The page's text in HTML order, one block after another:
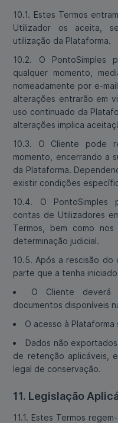
10.1. Estes Termos
Utilizador os aceita,
utilização da Plataforma.
10.2. O PontoSimples
qualquer momento,
nomeadamente por e-
alterações entrarão em
uso continuado da
alterações implica
10.3. O Cliente pode
momento, encerrando a
da Plataforma.
existir condições
10.4. O PontoSimples
contas de Utilizadores
Termos, bem como
determinação judicial.
10.5. Após a rescisão
parte que a tenha
O Cliente
documentos disponíveis
O acesso à
Dados não
de retenção aplicáveis,
legal de conservação.
11. Legislação
11.1. Estes Termos